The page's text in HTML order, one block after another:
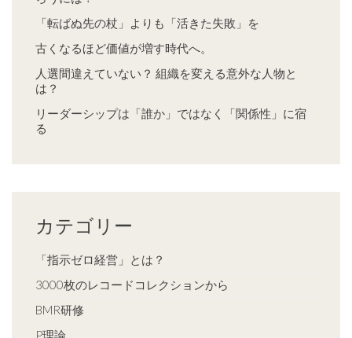
「転ばぬ先の杖」よりも「活きた失敗」を
古くなるほど価値が増す時代へ。
人選間違えていない？ 組織を変える意外な人物と
は？
リーダーシップは「誰か」ではなく「関係性」に宿
る
カテゴリー
「指示ゼロ経営」とは？
3000枚のレコードコレクションから
BMR研修
P理論